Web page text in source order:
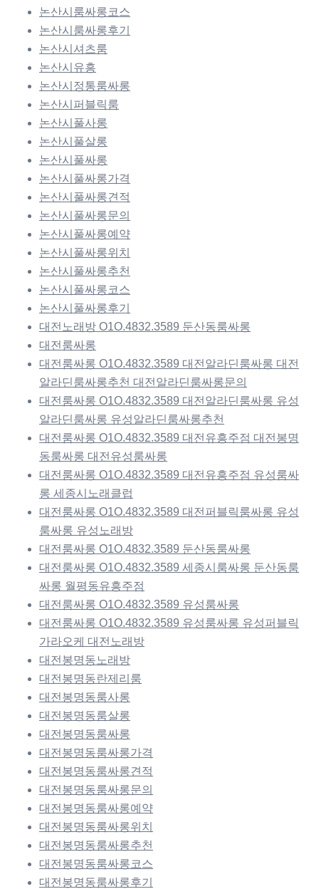
논산시룸싸롱코스
논산시룸싸롱후기
논산시셔츠룸
논산시유흥
논산시정통룸싸롱
논산시퍼블릭룸
논산시풀사롱
논산시풀살롱
논산시풀싸롱
논산시풀싸롱가격
논산시풀싸롱견적
논산시풀싸롱문의
논산시풀싸롱예약
논산시풀싸롱위치
논산시풀싸롱추천
논산시풀싸롱코스
논산시풀싸롱후기
대전노래방 O1O.4832.3589 둔산동룸싸롱
대전룸싸롱
대전룸싸롱 O1O.4832.3589 대전알라딘룸싸롱 대전
알라딘룸싸롱추천 대전알라딘룸싸롱문의
대전룸싸롱 O1O.4832.3589 대전알라딘룸싸롱 유성
알라딘룸싸롱 유성알라딘룸싸롱추천
대전룸싸롱 O1O.4832.3589 대전유흥주점 대전봉명
동룸싸롱 대전유성룸싸롱
대전룸싸롱 O1O.4832.3589 대전유흥주점 유성룸싸
롱 세종시노래클럽
대전룸싸롱 O1O.4832.3589 대전퍼블릭룸싸롱 유성
룸싸롱 유성노래방
대전룸싸롱 O1O.4832.3589 둔산동룸싸롱
대전룸싸롱 O1O.4832.3589 세종시룸싸롱 둔산동룸
싸롱 월평동유흥주점
대전룸싸롱 O1O.4832.3589 유성룸싸롱
대전룸싸롱 O1O.4832.3589 유성룸싸롱 유성퍼블릭
가라오케 대전노래방
대전봉명동노래방
대전봉명동란제리룸
대전봉명동룸사롱
대전봉명동룸살롱
대전봉명동룸싸롱
대전봉명동룸싸롱가격
대전봉명동룸싸롱견적
대전봉명동룸싸롱문의
대전봉명동룸싸롱예약
대전봉명동룸싸롱위치
대전봉명동룸싸롱추천
대전봉명동룸싸롱코스
대전봉명동룸싸롱후기